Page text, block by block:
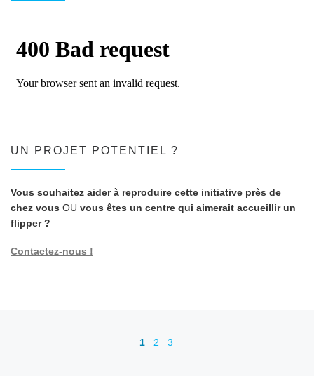
UN PROJET POTENTIEL ?
Vous souhaitez aider à reproduire cette initiative près de
chez vous OU vous êtes un centre qui aimerait accueillir un
flipper ?
Contactez-nous !
Navigation dans les articles
1 2 3